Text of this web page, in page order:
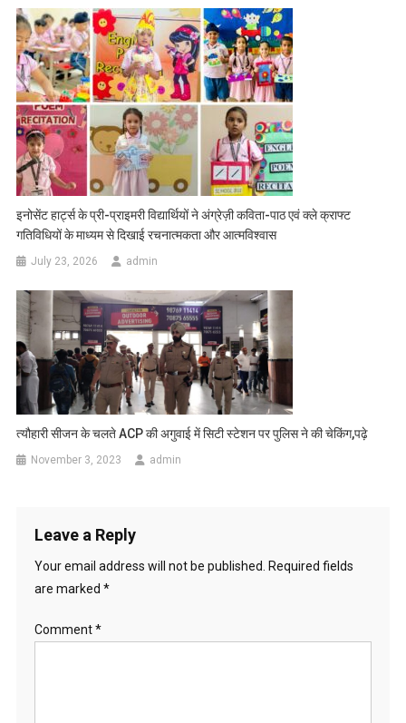
इनोसेंट हार्ट्स के प्री-प्राइमरी विद्यार्थियों ने अंग्रेज़ी कविता-पाठ एवं क्ले क्राफ्ट
गतिविधियों के माध्यम से दिखाई रचनात्मकता और आत्मविश्वास
July 23, 2026 admin
त्यौहारी सीजन के चलते ACP की अगुवाई में सिटी स्टेशन पर पुलिस ने की चेकिंग,पढ़े
November 3, 2023 admin
Leave a Reply
Your email address will not be published.
Required fields
are marked *
Comment*